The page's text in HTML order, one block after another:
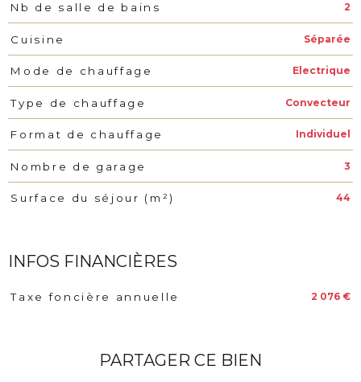
Nb de salle de bains 2
Cuisine Séparée
Mode de chauffage Electrique
Type de chauffage Convecteur
Format de chauffage Individuel
Nombre de garage 3
Surface du séjour (m²) 44
INFOS FINANCIÈRES
Caractéristiques Valeurs
Taxe foncière annuelle 2 076 €
PARTAGER CE BIEN